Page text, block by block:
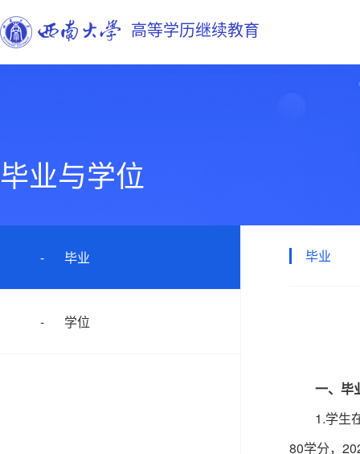
高等学历继续教育
毕业与学位
毕业
学位
毕业
一、毕
1.学生
80学分，